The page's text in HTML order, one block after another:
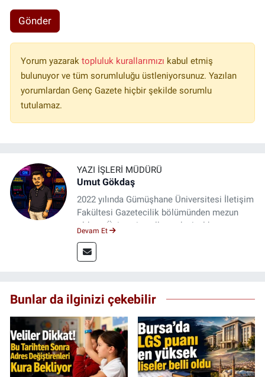
Gönder
Yorum yazarak topluluk kurallarımızı kabul etmiş
bulunuyor ve tüm sorumluluğu üstleniyorsunuz. Yazılan
yorumlardan Genç Gazete hiçbir şekilde sorumlu
tutulamaz.
YAZI İŞLERI MÜDÜRÜ
Umut Gökdaş
2022 yılında Gümüşhane Üniversitesi İletişim
Fakültesi Gazetecilik bölümünden mezun
oldum. Üniversite yıllarımda 4 yıl boyunca
saha deneyimi kazandım. 2023 yılından beri
Genç Gazete'de okurlarımıza haber
Devam Et
Bunlar da ilginizi çekebilir